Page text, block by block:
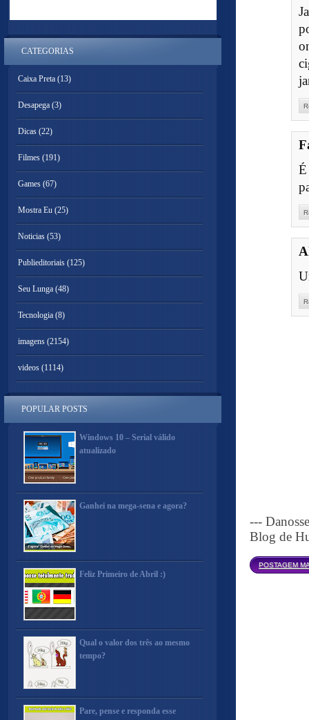
---
Blog de
POSTAGEM
CATEGORIAS
Caixa Preta (13)
Desapega (3)
Dicas (22)
Filmes (191)
Games (67)
Mostra Eu (25)
Noticias (53)
Publieditoriais (125)
Seu Lunga (48)
Tecnologia (8)
imagens (2154)
videos (1114)
POPULAR POSTS
Windows 10 – Serial válido
atualizado
Ganhei na mega-sena e agora?
Feliz Primeiro de Abril :)
Qual o valor dos três ao mesmo
tempo?
Pare, pense e responda esse